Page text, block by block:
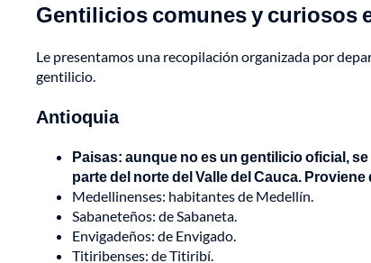
Gentilicios comunes y curiosos
Le presentamos una recopilación organizada por
gentilicio.
Antioquia
Paisas: aunque no es un gentilicio oficial,
parte del norte del Valle del Cauca.
Medellinenses: habitantes de Medellín.
Sabaneteños: de Sabaneta.
Envigadeños: de Envigado.
Titiribenses: de Titiribí.